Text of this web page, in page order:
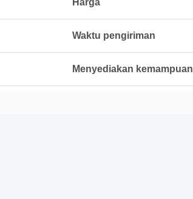
Harga
Waktu pengiriman
Menyediakan kemampuan